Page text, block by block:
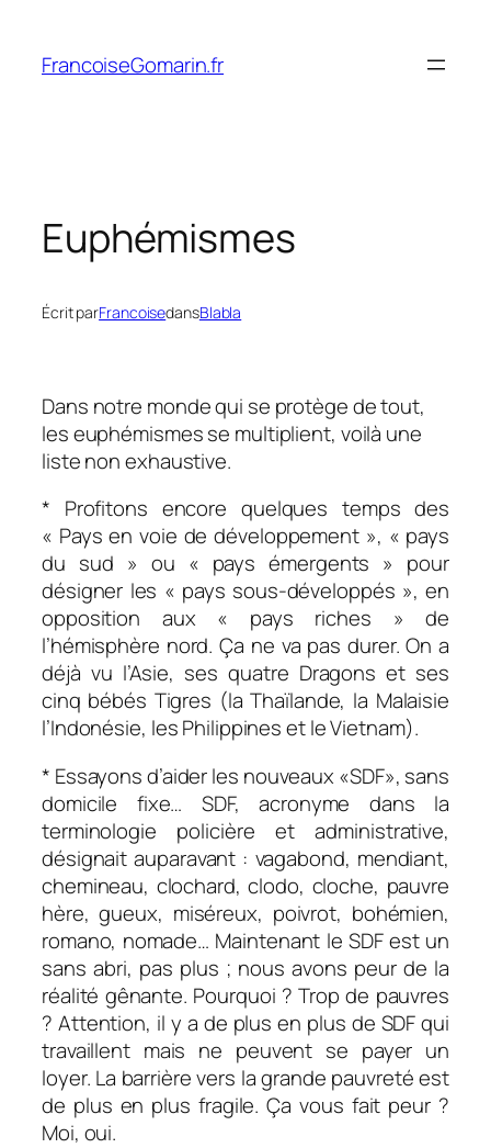
contenu
FrancoiseGomarin.fr
Euphémismes
Écrit parFrancoisedansBlabla
Dans notre monde qui se protège de tout,
les euphémismes se multiplient, voilà une
liste non exhaustive.
* Profitons encore quelques temps des
« Pays en voie de développement », « pays
du sud » ou « pays émergents » pour
désigner les « pays sous-développés », en
opposition aux « pays riches » de
l’hémisphère nord. Ça ne va pas durer. On a
déjà vu l’Asie, ses quatre Dragons et ses
cinq bébés Tigres (la Thaïlande, la Malaisie
l’Indonésie, les Philippines et le Vietnam).
* Essayons d’aider les nouveaux «SDF», sans
domicile fixe… SDF, acronyme dans la
terminologie policière et administrative,
désignait auparavant : vagabond, mendiant,
chemineau, clochard, clodo, cloche, pauvre
hère, gueux, miséreux, poivrot, bohémien,
romano, nomade… Maintenant le SDF est un
sans abri, pas plus ; nous avons peur de la
réalité gênante. Pourquoi ? Trop de pauvres
? Attention, il y a de plus en plus de SDF qui
travaillent mais ne peuvent se payer un
loyer. La barrière vers la grande pauvreté est
de plus en plus fragile. Ça vous fait peur ?
Moi, oui.